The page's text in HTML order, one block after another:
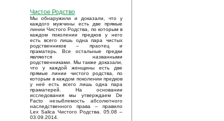
Чистое Родство
Мы обнаружили и доказали, что у
каждого мужчины есть две прямые
линии Чистого Родства, по которым в
каждом поколении предков у него
есть всего лишь одна пара чистых
родственников – праотец и
праматерь. Все остальные предки
являются названными
родственниками. Мы также доказали,
что у каждой женщины есть две
прямые линии чистого родства, по
которым в каждом поколении предков
у неё есть всего лишь одна пара
праматерей. На основании
исследования мы утверждаем De
Facto незыблемость абсолютного
наследственного права – правило
Lex Salica Чистого Родства. 05.08 –
03.09.2014.